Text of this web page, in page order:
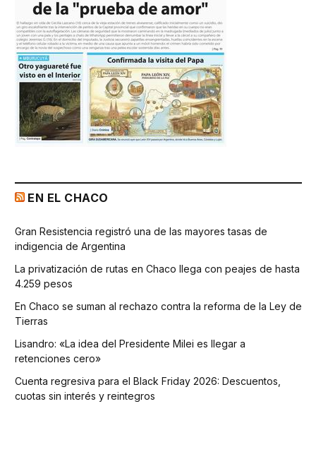
EN EL CHACO
Gran Resistencia registró una de las mayores tasas de
indigencia de Argentina
La privatización de rutas en Chaco llega con peajes de hasta
4.259 pesos
En Chaco se suman al rechazo contra la reforma de la Ley de
Tierras
Lisandro: «La idea del Presidente Milei es llegar a
retenciones cero»
Cuenta regresiva para el Black Friday 2026: Descuentos,
cuotas sin interés y reintegros